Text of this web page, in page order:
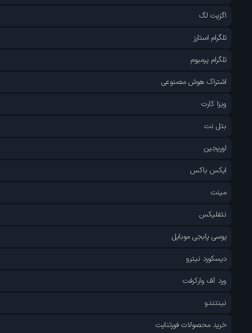
اگزیت لگ
تلگرام استارز
تلگرام پرمیوم
اشتراک هوش مصنوعی
ویزا کارت
بتل نت
اوریجین
ایکس باکس
مینت
نتفلیکس
یوسی پابجی موبایل
دیسکورد نیترو
ورد آف وارکرفت
نینتندو
خرید محصولات فورتنایت